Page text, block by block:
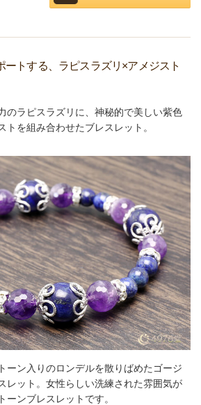
ートする、ラピスラズリ×アメジスト
のラピスラズリに、神秘的で美しい紫色
トを組み合わせたブレスレット。
ーン入りのロンデルを散りばめたゴージ
レット。女性らしい洗練された雰囲気が
ーンブレスレットです。